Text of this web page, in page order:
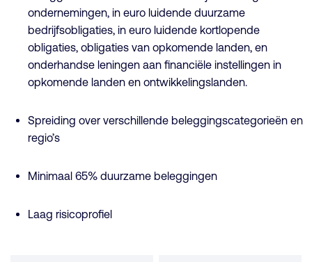
ondernemingen, in euro luidende duurzame
bedrijfsobligaties, in euro luidende kortlopende
obligaties, obligaties van opkomende landen, en
onderhandse leningen aan financiële instellingen in
opkomende landen en ontwikkelingslanden.
Spreiding over verschillende beleggingscategorieën en
regio’s
Minimaal 65% duurzame beleggingen
Laag risicoprofiel